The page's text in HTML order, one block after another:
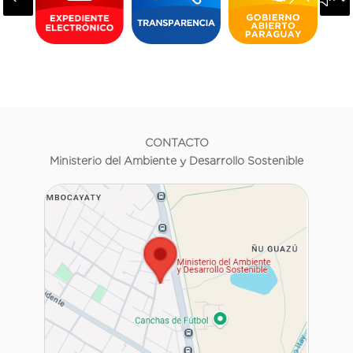
CONTACTO
Ministerio del Ambiente y Desarrollo Sostenible